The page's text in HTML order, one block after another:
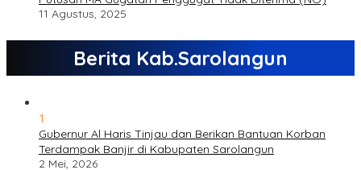
11 Agustus, 2025
Berita Kab.Sarolangun
1
Gubernur Al Haris Tinjau dan Berikan Bantuan Korban
Terdampak Banjir di Kabupaten Sarolangun
2 Mei, 2026